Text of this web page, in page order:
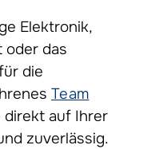
Elektronik,
oder das
die
Team
direkt auf Ihrer
zuverlässig.